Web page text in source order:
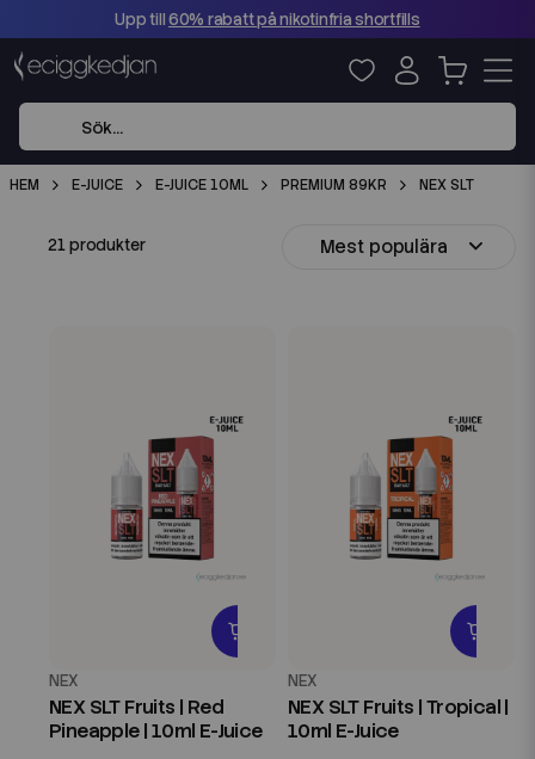
Upp till60% rabatt på nikotinfria shortfills
HEM E-JUICE E-JUICE 10ML PREMIUM 89KR NEX SLT
21 produkter Mest populära
NEX
NEX SLT Fruits | Red
Pineapple | 10ml E-Juice
NEX
NEX SLT Fruits | Tropical |
10ml E-Juice